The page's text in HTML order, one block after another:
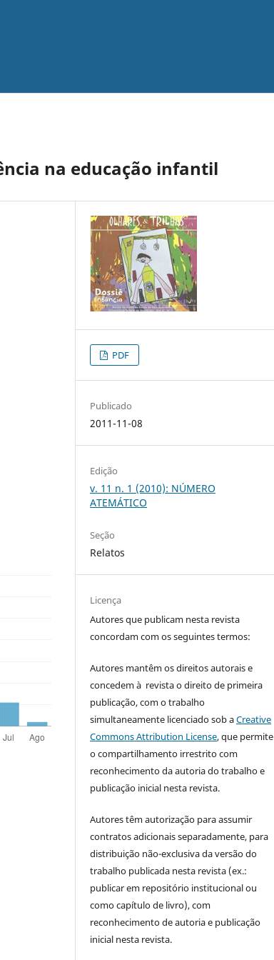
na educação infantil
PDF
Publicado
2011-11-08
Edição
v. 11 n. 1 (2010): NÚMERO
ATEMÁTICO
Seção
Relatos
Licença
Autores que publicam nesta revista
concordam com os seguintes termos:
Autores mantêm os direitos autorais e
concedem à revista o direito de primeira
publicação, com o trabalho
simultaneamente licenciado sob aCreative
Commons Attribution License, que permite
o compartilhamento irrestrito com
reconhecimento da autoria do trabalho e
publicação inicial nesta revista.
Autores têm autorização para assumir
contratos adicionais separadamente, para
distribuição não-exclusiva da versão do
trabalho publicada nesta revista (ex.:
publicar em repositório institucional ou
como capítulo de livro), com
reconhecimento de autoria e publicação
inicial nesta revista.